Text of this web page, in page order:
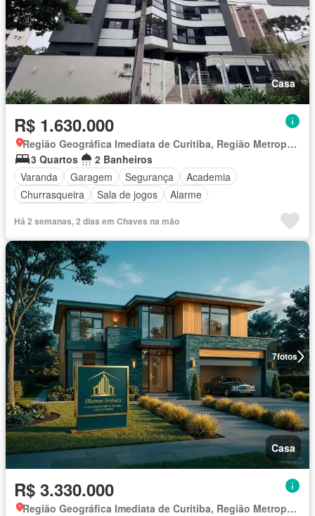
Casa
R$ 1.630.000
Região Geográfica Imediata de Curitiba, Região Metropolitana de Curitiba
3 Quartos
2 Banheiros
Varanda
Garagem Segurança
Academia
Churrasqueira
Sala de jogos
Alarme
Há 2 semanas, 2 dias em Chaves na mão
7fotos
Casa
R$ 3.330.000
Região Geográfica Imediata de Curitiba, Região Metropolitana de Curitiba